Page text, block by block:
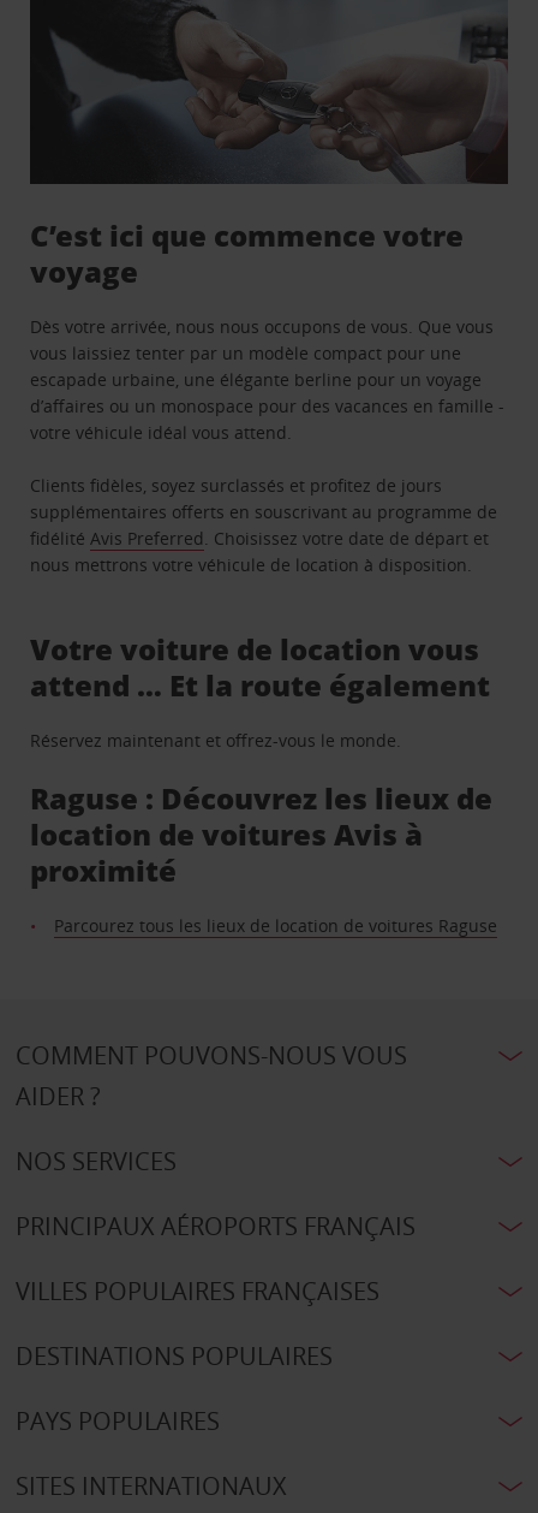
C’est ici que commence votre
voyage
Dès votre arrivée, nous nous occupons de vous. Que vous
vous laissiez tenter par un modèle compact pour une
escapade urbaine, une élégante berline pour un voyage
d’affaires ou un monospace pour des vacances en famille -
votre véhicule idéal vous attend.
Clients fidèles, soyez surclassés et profitez de jours
supplémentaires offerts en souscrivant au programme de
fidélitéAvis Preferred. Choisissez votre date de départ et
nous mettrons votre véhicule de location à disposition.
Votre voiture de location vous
attend … Et la route également
Réservez maintenant et offrez-vous le monde.
Raguse : Découvrez les lieux de
location de voitures Avis à
proximité
Parcourez tous les lieux de location de voitures Raguse
COMMENT POUVONS-NOUS VOUS
AIDER ?
NOS SERVICES
PRINCIPAUX AÉROPORTS FRANÇAIS
VILLES POPULAIRES FRANÇAISES
DESTINATIONS POPULAIRES
PAYS POPULAIRES
SITES INTERNATIONAUX